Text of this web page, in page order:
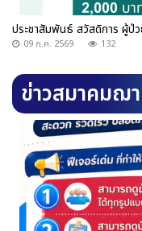
ประชาสัมพันธ์ สวัสดิการ ผู้
09 ก.ค. 2569 132
ข่าวสมาคมฌ